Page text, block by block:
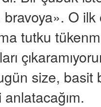
bravoya». O
tutku
size, basit